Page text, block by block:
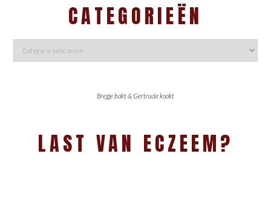
CATEGORIEËN
Bregje bakt & Gertrude kookt
LAST VAN ECZEEM?